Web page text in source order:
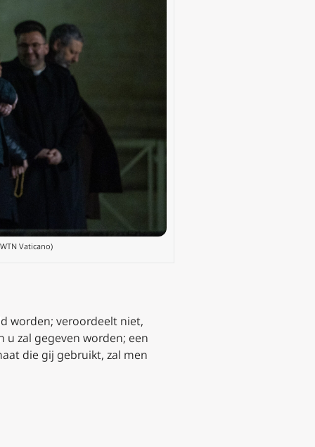
Vaticano)
worden; veroordeelt niet,
zal gegeven worden; een
die gij gebruikt, zal men